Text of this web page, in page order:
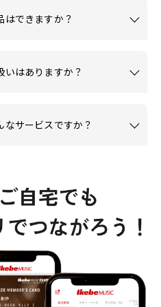
はできますか？
いはありますか？
サービスですか？